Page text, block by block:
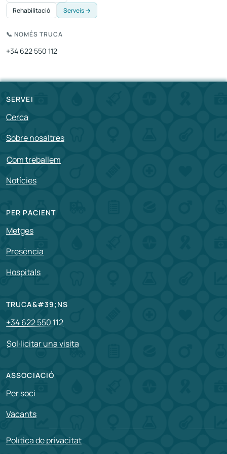
Rehabilitació
Serveis →
📞 NOMÉS TRUCA
+34 622 550 112
SERVEI
Cerca
Sobre nosaltres
Com treballem
Notícies
PER PACIENT
Metges
Presència
Hospitals
TRUCA&#39;NS
+34 622 550 112
Sol·licitar una visita
ASSOCIACIÓ
Per soci
Vacants
Política de privacitat